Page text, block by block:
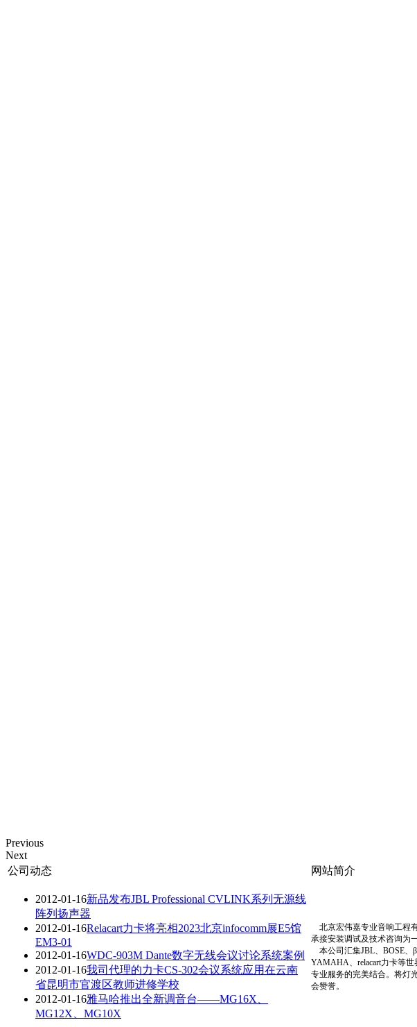
Previous
Next
公司动态
网站简介
2012-01-16新品发布JBL Professional CVLINK系列无源线
阵列扬声器
2012-01-16Relacart力卡将亮相2023北京infocomm展E5馆
EM3-01
2012-01-16WDC-903M Dante数字无线会议讨论系统案例
2012-01-16我司代理的力卡CS-302会议系统应用在云南
省昆明市官渡区教师进修学校
2012-01-16雅马哈推出全新调音台——MG16X、
MG12X、MG10X
北京宏伟嘉专业音响工程
承接安装调试及技术咨询为
本公司汇集JBL、BOSE、
YAMAHA、relacart力卡等
专业服务的完美结合。将灯
会赞誉。